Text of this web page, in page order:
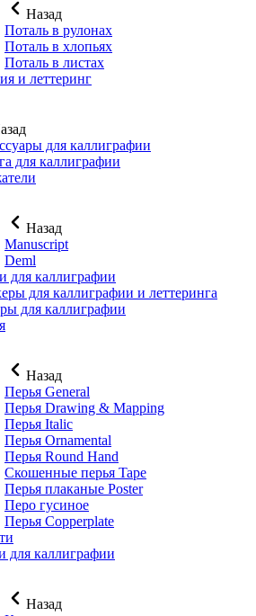
Назад
Поталь в рулонах
Поталь в хлопьях
Поталь в листах
и леттеринг
для каллиграфии
для каллиграфии
Назад
Manuscript
Deml
для каллиграфии
для каллиграфии и леттеринга
для каллиграфии
Назад
Перья General
Перья Drawing & Mapping
Перья Italic
Перья Ornamental
Перья Round Hand
Скошенные перья Tape
Перья плаканые Poster
Перо гусиное
Перья Copperplate
для каллиграфии
Назад